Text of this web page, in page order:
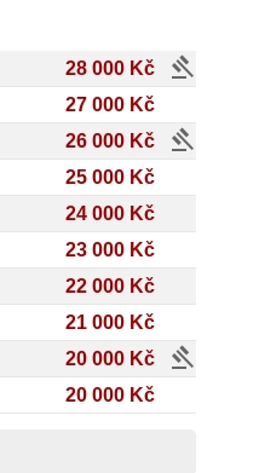
28 000 Kč gavel
27 000 Kč
26 000 Kč gavel
25 000 Kč
24 000 Kč
23 000 Kč
22 000 Kč
21 000 Kč
20 000 Kč gavel
20 000 Kč